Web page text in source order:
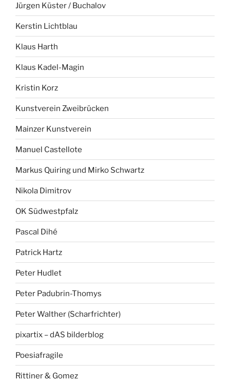
Jürgen Küster / Buchalov
Kerstin Lichtblau
Klaus Harth
Klaus Kadel-Magin
Kristin Korz
Kunstverein Zweibrücken
Mainzer Kunstverein
Manuel Castellote
Markus Quiring und Mirko Schwartz
Nikola Dimitrov
OK Südwestpfalz
Pascal Dihé
Patrick Hartz
Peter Hudlet
Peter Padubrin-Thomys
Peter Walther (Scharfrichter)
pixartix – dAS bilderblog
Poesiafragile
Rittiner & Gomez